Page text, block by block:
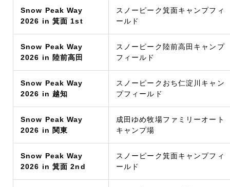
Snow Peak Way
2026 in 箕面 1st
スノーピーク箕面キャンプフィ
ールド
Snow Peak Way
2026 in 陸前高田
スノーピーク陸前高田キャンプ
フィールド
Snow Peak Way
2026 in 越知
スノーピークおち仁淀川キャン
プフィールド
Snow Peak Way
2026 in 関東
成田ゆめ牧場ファミリーオート
キャンプ場
Snow Peak Way
2026 in 箕面 2nd
スノーピーク箕面キャンプフィ
ールド